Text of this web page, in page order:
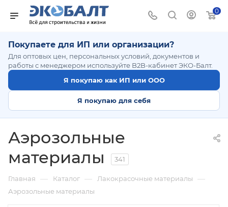
0
Покупаете для ИП или организации?
Для оптовых цен, персональных условий, документов и
работы с менеджером используйте B2B-кабинет ЭКО-Балт.
Я покупаю как ИП или ООО
Я покупаю для себя
Аэрозольные
материалы
341
Главная — Каталог — Лакокрасочные материалы —
Аэрозольные материалы